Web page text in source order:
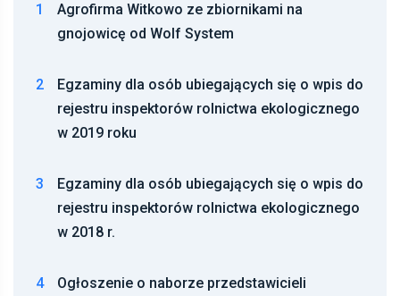
1
Agrofirma Witkowo ze zbiornikami na
gnojowicę od Wolf System
2
Egzaminy dla osób ubiegających się o wpis do
rejestru inspektorów rolnictwa ekologicznego
w 2019 roku
3
Egzaminy dla osób ubiegających się o wpis do
rejestru inspektorów rolnictwa ekologicznego
w 2018 r.
4
Ogłoszenie o naborze przedstawicieli